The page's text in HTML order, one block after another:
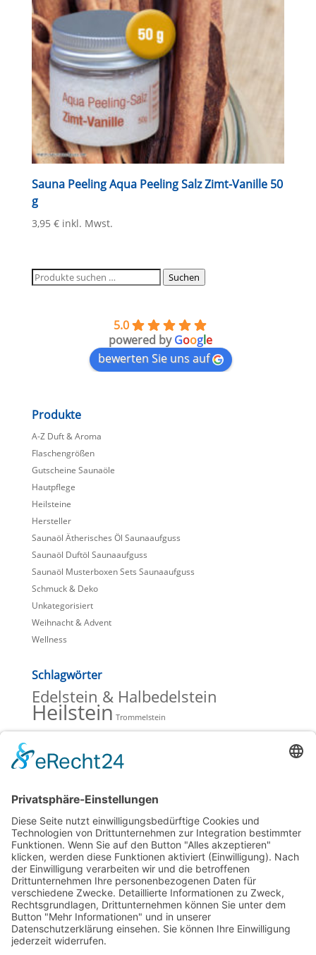
Sauna Peeling Aqua Peeling Salz Zimt-Vanille 50
g
3,95 € inkl. Mwst.
Suchen
nach:
Suchen
5.0
powered byGoogle
bewerten Sie uns auf
Produkte
A-Z Duft & Aroma
Flaschengrößen
Gutscheine Saunaöle
Hautpflege
Heilsteine
Hersteller
Saunaöl Ätherisches Öl Saunaaufguss
Saunaöl Duftöl Saunaaufguss
Saunaöl Musterboxen Sets Saunaaufguss
Schmuck & Deko
Unkategorisiert
Weihnacht & Advent
Wellness
Schlagwörter
Edelstein & Halbedelstein
Heilstein Trommelstein
Beiträge Blog
Verkaufsschlager bei Saunaöl & Duftöl
Mineralsteine, Heilsteine und Schmucksteine
Spitzner Saunaufguss, Duschschaum und Massageöl
Kategorien Blog
Aromatherapie(5)
Heilsteine(1)
Homepage(5)